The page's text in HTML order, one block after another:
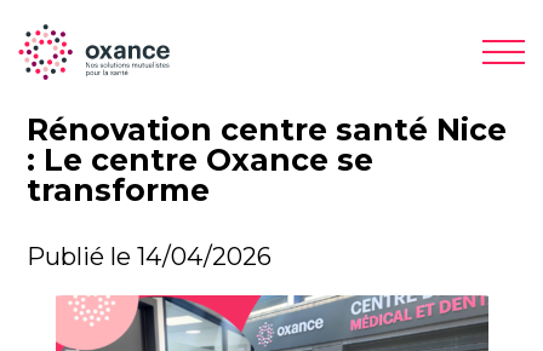
Rénovation centre santé Nice
: Le centre Oxance se
transforme
Publié le 14/04/2026